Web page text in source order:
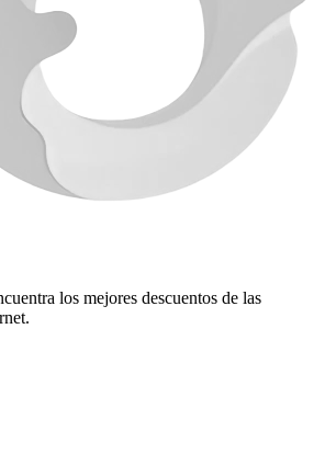
los mejores descuentos de las